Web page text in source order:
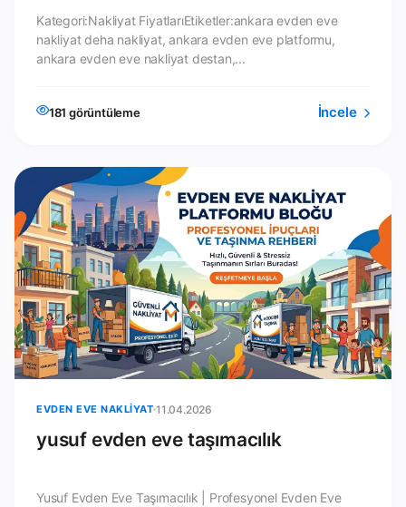
Kategori:Nakliyat FiyatlarıEtiketler:ankara evden eve
nakliyat deha nakliyat, ankara evden eve platformu,
ankara evden eve nakliyat destan,...
181 görüntüleme İncele
EVDEN EVE NAKLIYAT 11.04.2026
yusuf evden eve taşımacılık
Yusuf Evden Eve Taşımacılık | Profesyonel Evden Eve